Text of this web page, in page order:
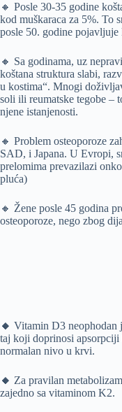
🔸 Posle 30-35 godine
kod muškaraca za 5%. To
posle 50. godine
🔸 Sa godinama, uz
koštana struktura slabi,
u kostima“. Mnogi
soli ili reumatske tegobe –
njene istanjenosti.
🔸 Problem osteoporoze
SAD, i Japana. U Evropi,
prelomima prevazilazi
pluća)
🔸 Žene posle 45 godina
osteoporoze, nego zbog
🔸 Vitamin D3 neophodan
taj koji doprinosi
normalan nivo u krvi.
🔸 Za pravilan
zajedno sa vitaminom K2.